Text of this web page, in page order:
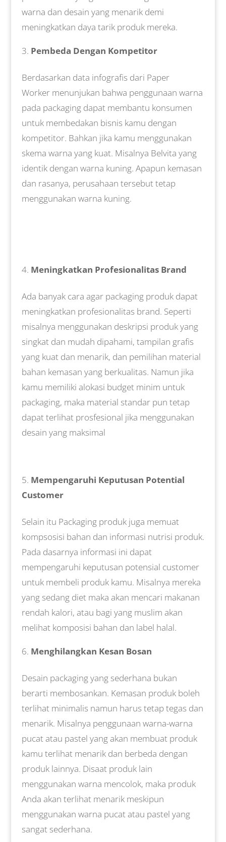
warna dan desain yang menarik demi
meningkatkan daya tarik produk mereka.
Pembeda Dengan Kompetitor
Berdasarkan data infografis dari Paper
Worker menunjukan bahwa penggunaan warna
pada packaging dapat membantu konsumen
untuk membedakan bisnis kamu dengan
kompetitor. Bahkan jika kamu menggunakan
skema warna yang kuat. Misalnya Belvita yang
identik dengan warna kuning. Apapun kemasan
dan rasanya, perusahaan tersebut tetap
menggunakan warna kuning.
Meningkatkan Profesionalitas Brand
Ada banyak cara agar packaging produk dapat
meningkatkan profesionalitas brand. Seperti
misalnya menggunakan deskripsi produk yang
singkat dan mudah dipahami, tampilan grafis
yang kuat dan menarik, dan pemilihan material
bahan kemasan yang berkualitas. Namun jika
kamu memiliki alokasi budget minim untuk
packaging, maka material standar pun tetap
dapat terlihat prosfesional jika menggunakan
desain yang maksimal
Mempengaruhi Keputusan Potential
Customer
Selain itu Packaging produk juga memuat
kompsosisi bahan dan informasi nutrisi produk.
Pada dasarnya informasi ini dapat
mempengaruhi keputusan potensial customer
untuk membeli produk kamu. Misalnya mereka
yang sedang diet maka akan mencari makanan
rendah kalori, atau bagi yang muslim akan
melihat komposisi bahan dan label halal.
Menghilangkan Kesan Bosan
Desain packaging yang sederhana bukan
berarti membosankan. Kemasan produk boleh
terlihat minimalis namun harus tetap tegas dan
menarik. Misalnya penggunaan warna-warna
pucat atau pastel yang akan membuat produk
kamu terlihat menarik dan berbeda dengan
produk lainnya. Disaat produk lain
menggunakan warna mencolok, maka produk
Anda akan terlihat menarik meskipun
menggunakan warna pucat atau pastel yang
sangat sederhana.